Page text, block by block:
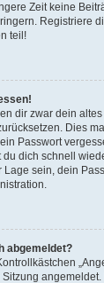
Zeit keine
Registriere
teil!
dir zwar dein
Dies
Passwort
dich schnell
sein, dein
abgemeldet?